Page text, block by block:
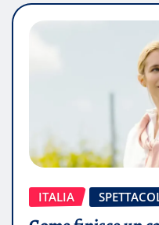
ITALIA